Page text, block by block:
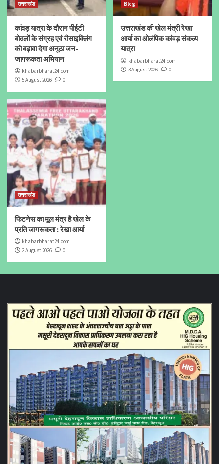
उत्तराखंड
कांवड़ यात्रा के दौरान पीईटी
बोतलों के संग्रह एवं रीसाइक्लिंग
को बढ़ावा देगा अनूठा जन-
जागरूकता अभियान
khabarbharat24.com
5 August 2026
0
Blog
उत्तराखंड की खेल मंत्री रेखा
आर्या का ओलंपिक कांवड़ संकल्प
यात्रा
khabarbharat24.com
3 August 2026
0
उत्तराखंड
फिटनेस का मूल मंत्र है खेल के
प्रति जागरूकता : रेखा आर्या
khabarbharat24.com
2 August 2026
0